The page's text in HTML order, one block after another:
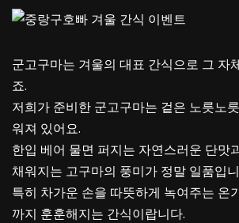
군고구마는 겨울의 대표 간식으로 그 자
죠.
저희가 준비한 군고구마는 겉은 노릇노
워져 있어요.
한입 베어 물면 퍼지는 자연스러운 단맛
채워지는 고구마의 풍미가 정말 일품입
특히 차가운 손을 따뜻하게 녹여주는 온
까지 훈훈해지는 간식이랍니다.